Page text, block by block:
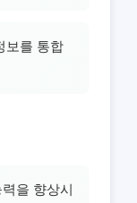
보를 통합
을 향상시